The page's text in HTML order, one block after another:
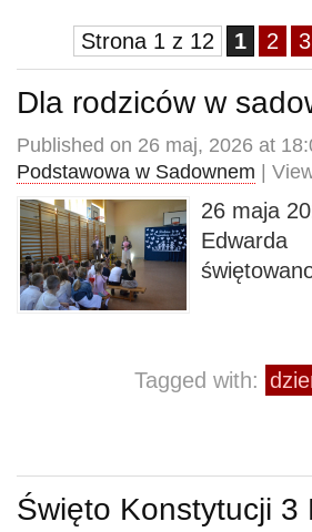
Strona 1 z 12 1 2 3
Dla rodziców w
Published on 26 maj, 2026 at
Podstawowa w Sadownem |
26 maja
Edwarda
Tagged with:
Święto Konstytucji 3